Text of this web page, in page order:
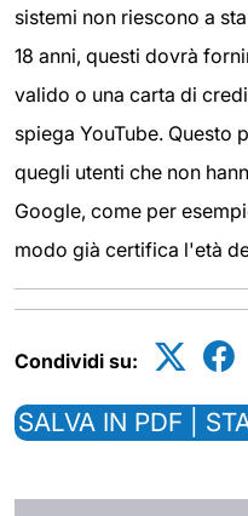
sistemi non riescono a
18 anni, questi dovrà
valido o una carta di
spiega YouTube. Questo
quegli utenti che non
Google, come per
modo già certifica l'età
Condividi su:
SALVA IN PDF |